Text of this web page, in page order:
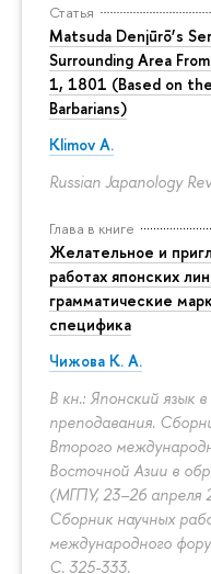
Статья
Matsuda Denjūrō’s
Surrounding Area
1, 1801 (Based on
Barbarians)
Klimov A.
Russian Japanology
Глава в книге
Желательное и
работах японских
грамматические
специфика
Чижова К. А.
В кн.: Японский язык
преподавания.
Второго
Восточной Азии в
(МГПУ, 23–26 апреля
Сборник научных
международного
С. 325-333.